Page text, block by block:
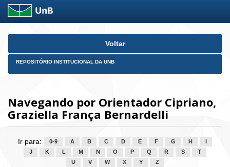
Skip
Voltar
REPOSITÓRIO INSTITUCIONAL DA UNB
Navegando por Orientador Cipriano,
Graziella França Bernardelli
Ir para: 0-9 A B C D E F G H
J
K L M N O P Q R S
T
U
V W X Y Z